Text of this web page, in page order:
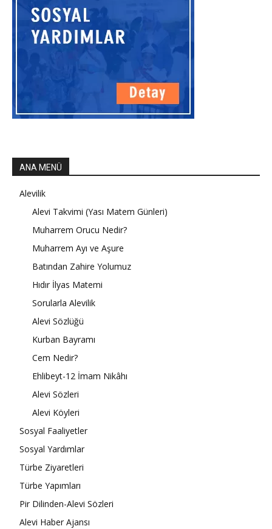
ANA MENÜ
Alevilik
Alevi Takvimi (Yası Matem Günleri)
Muharrem Orucu Nedir?
Muharrem Ayı ve Aşure
Batından Zahire Yolumuz
Hıdır İlyas Matemi
Sorularla Alevilik
Alevi Sözlüğü
Kurban Bayramı
Cem Nedir?
Ehlibeyt-12 İmam Nikâhı
Alevi Sözleri
Alevi Köyleri
Sosyal Faaliyetler
Sosyal Yardımlar
Türbe Ziyaretleri
Türbe Yapımları
Pir Dilinden-Alevi Sözleri
Alevi Haber Ajansı